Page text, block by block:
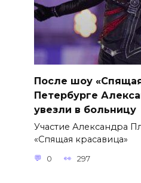
После шоу
Петербурге
увезли в больницу
Участие Александра
«Спящая красавица»
0 297